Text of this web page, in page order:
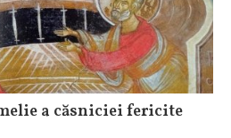
a căsniciei fericite